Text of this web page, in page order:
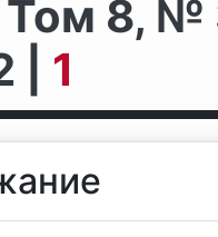
Том 8, №
| 1